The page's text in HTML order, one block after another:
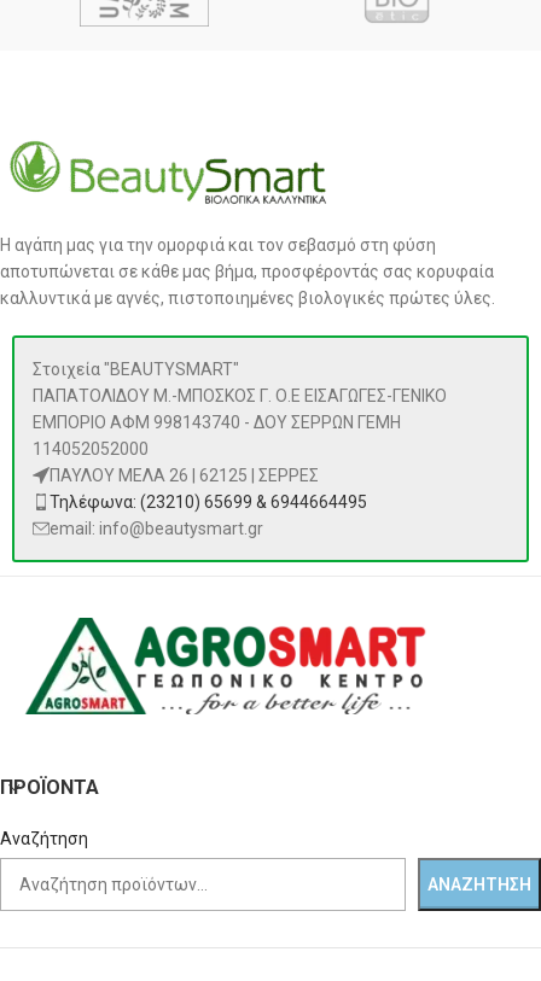
Η αγάπη μας για την ομορφιά και τον σεβασμό στη φύση
αποτυπώνεται σε κάθε μας βήμα, προσφέροντάς σας κορυφαία
καλλυντικά με αγνές, πιστοποιημένες βιολογικές πρώτες ύλες.
Στοιχεία "BEAUTYSMART"
ΠΑΠΑΤΟΛΙΔΟΥ Μ.-ΜΠΟΣΚΟΣ Γ. Ο.Ε ΕΙΣΑΓΩΓΕΣ-ΓΕΝΙΚΟ
ΕΜΠΟΡΙΟ ΑΦΜ 998143740 - ΔΟΥ ΣΕΡΡΩΝ ΓΕΜΗ
114052052000
ΠΑΥΛΟΥ ΜΕΛΑ 26 | 62125 | ΣΕΡΡΕΣ
Τηλέφωνα: (23210) 65699 & 6944664495
email: info@beautysmart.gr
ΠΡΟΪΌΝΤΑ
Αναζήτηση
ΑΝΑΖΉΤΗΣΗ